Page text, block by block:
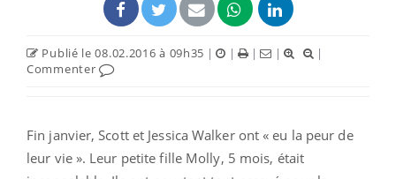
Publié le 08.02.2016 à 09h35 | | | |
|
Commenter
Fin janvier, Scott et Jessica Walker ont « eu la peur de
leur vie ». Leur petite fille Molly, 5 mois, était